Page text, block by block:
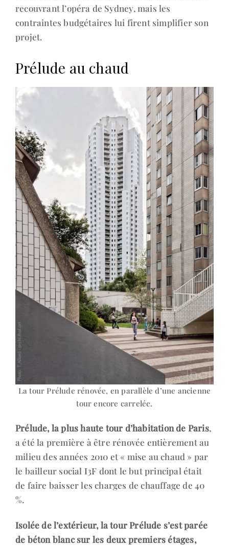
recouvrant l’opéra de Sydney, mais les
contraintes budgétaires lui firent simplifier son
projet.
Prélude au chaud
La tour Prélude rénovée, en parallèle d’une ancienne
tour encore carrelée.
Prélude, la plus haute tour d’habitation de Paris,
a été la première à être rénovée entièrement au
milieu des années 2010 et « mise au chaud » par
le bailleur social I3F dont le but principal était
de faire baisser les charges de chauffage de 40
%.
Isolée de l’extérieur, la tour Prélude s’est parée
de béton blanc sur les deux premiers étages,